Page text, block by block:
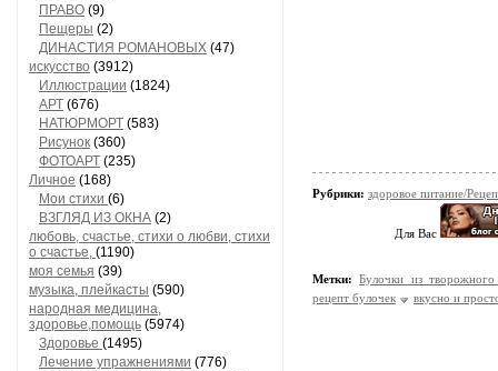
ПРАВО (9)
Пещеры (2)
ДИНАСТИЯ РОМАНОВЫХ (47)
искусство (3912)
Иллюстрации (1824)
АРТ (676)
НАТЮРМОРТ (583)
Рисунок (360)
ФОТОАРТ (235)
Личное (168)
Мои стихи (6)
ВЗГЛЯД ИЗ ОКНА (2)
любовь, счастье, стихи о любви, стихи
о счастье, (1190)
моя семья (39)
музыка, плейкасты (590)
народная медицина,
здоровье,помощь (5974)
Здоровье (1495)
Лечение упражнениями (776)
Рубрики: здоровое питание/
Для Вас
Метки:
Булочки из творожного
рецепт булочек
вкусно и